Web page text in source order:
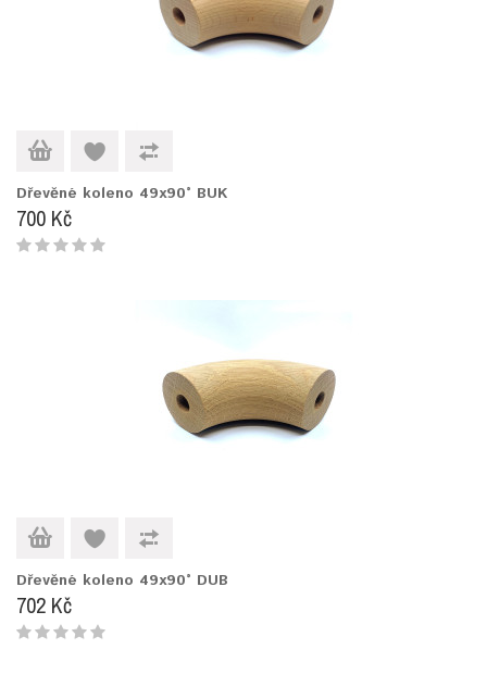
Dřevěné koleno 49x90° BUK
700 Kč
Dřevěné koleno 49x90° DUB
702 Kč